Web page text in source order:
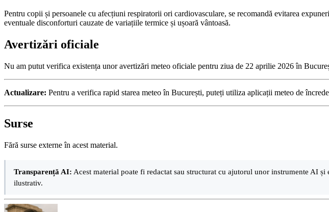
Pentru copii și persoanele cu afecțiuni respiratorii ori cardiovasculare, se recomandă evitarea
eventuale disconforturi cauzate de variațiile termice și ușoară vântoasă.
Avertizări oficiale
Nu am putut verifica existența unor avertizări meteo oficiale pentru ziua de 22 aprilie 2026 în
Actualizare: Pentru a verifica rapid starea meteo în București, puteți utiliza aplicații meteo de
Surse
Fără surse externe în acest material.
Transparență AI: Acest material poate fi redactat sau structurat cu ajutorul unor instrumente AI
ilustrativ.